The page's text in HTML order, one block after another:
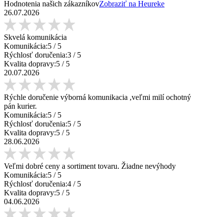
Hodnotenia našich zákazníkovZobraziť na Heureke
26.07.2026
Skvelá komunikácia
Komunikácia:5 / 5
Rýchlosť doručenia:3 / 5
Kvalita dopravy:5 / 5
20.07.2026
Rýchle doručenie výborná komunikacia ,veľmi milí ochotný
pán kurier.
Komunikácia:5 / 5
Rýchlosť doručenia:5 / 5
Kvalita dopravy:5 / 5
28.06.2026
Veľmi dobré ceny a sortiment tovaru. Žiadne nevýhody
Komunikácia:5 / 5
Rýchlosť doručenia:4 / 5
Kvalita dopravy:5 / 5
04.06.2026